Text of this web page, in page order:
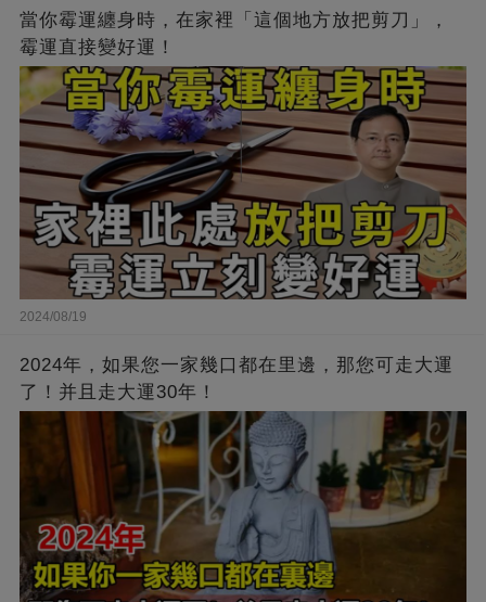
當你霉運纏身時，在家裡「這個地方放把剪刀」，
霉運直接變好運！
2024/08/19
2024年，如果您一家幾口都在里邊，那您可走大運
了！并且走大運30年！